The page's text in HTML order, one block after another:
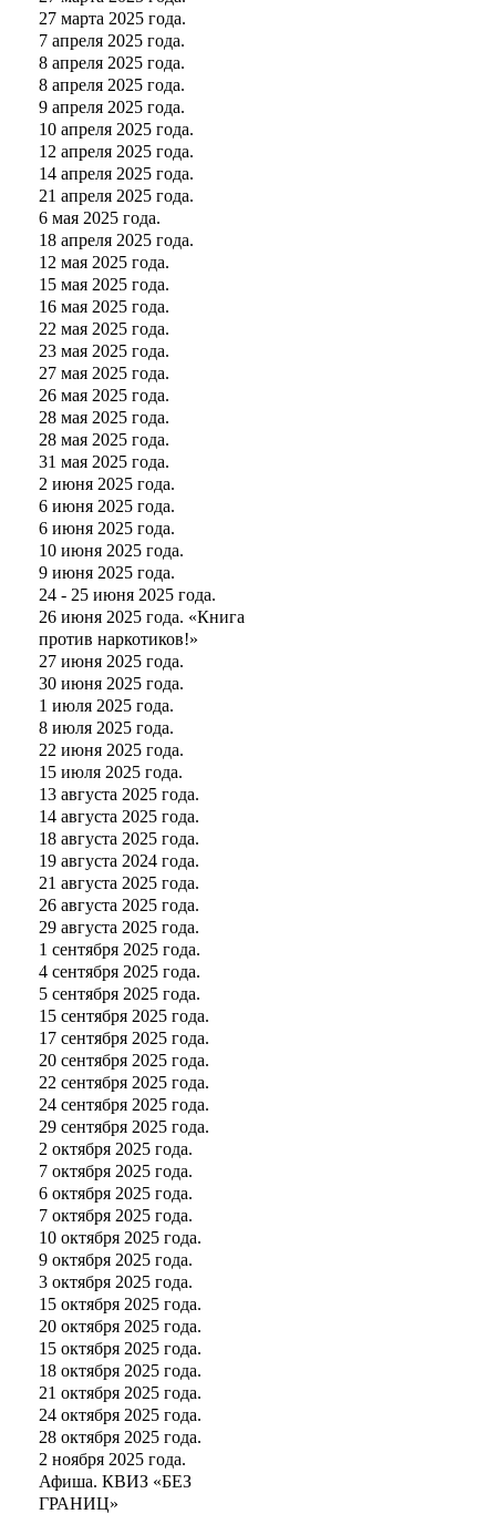
27 марта 2025 года.
7 апреля 2025 года.
8 апреля 2025 года.
8 апреля 2025 года.
9 апреля 2025 года.
10 апреля 2025 года.
12 апреля 2025 года.
14 апреля 2025 года.
21 апреля 2025 года.
6 мая 2025 года.
18 апреля 2025 года.
12 мая 2025 года.
15 мая 2025 года.
16 мая 2025 года.
22 мая 2025 года.
23 мая 2025 года.
27 мая 2025 года.
26 мая 2025 года.
28 мая 2025 года.
28 мая 2025 года.
31 мая 2025 года.
2 июня 2025 года.
6 июня 2025 года.
6 июня 2025 года.
10 июня 2025 года.
9 июня 2025 года.
24 - 25 июня 2025 года.
26 июня 2025 года. «Книга
против наркотиков!»
27 июня 2025 года.
30 июня 2025 года.
1 июля 2025 года.
8 июля 2025 года.
22 июня 2025 года.
15 июля 2025 года.
13 августа 2025 года.
14 августа 2025 года.
18 августа 2025 года.
19 августа 2024 года.
21 августа 2025 года.
26 августа 2025 года.
29 августа 2025 года.
1 сентября 2025 года.
4 сентября 2025 года.
5 сентября 2025 года.
15 сентября 2025 года.
17 сентября 2025 года.
20 сентября 2025 года.
22 сентября 2025 года.
24 сентября 2025 года.
29 сентября 2025 года.
2 октября 2025 года.
7 октября 2025 года.
6 октября 2025 года.
7 октября 2025 года.
10 октября 2025 года.
9 октября 2025 года.
3 октября 2025 года.
15 октября 2025 года.
20 октября 2025 года.
15 октября 2025 года.
18 октября 2025 года.
21 октября 2025 года.
24 октября 2025 года.
28 октября 2025 года.
2 ноября 2025 года.
Афиша. КВИЗ «БЕЗ
ГРАНИЦ»